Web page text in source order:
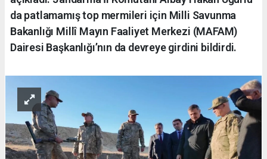
da patlamamış top mermileri için Milli Savunma
Bakanlığı Millî Mayın Faaliyet Merkezi (MAFAM)
Dairesi Başkanlığı’nın da devreye girdini bildirdi.